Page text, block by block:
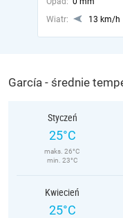
Wiatr:
13 km/h
García - średnie
Styczeń
25°C
maks. 26°C
min. 23°C
Kwiecień
25°C